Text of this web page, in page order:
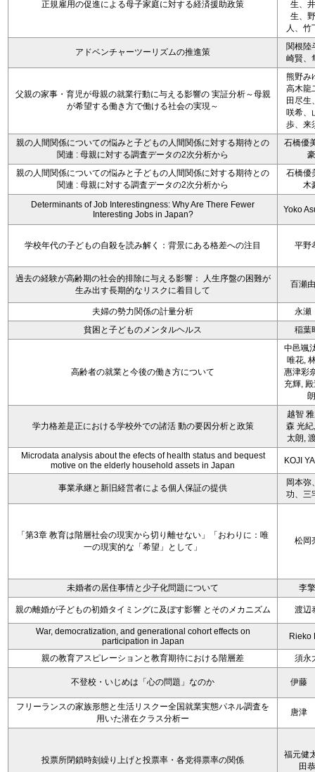
正規雇用の促進による母子家庭に対する経済援助政策
生、
生、
人、竹
アドベンチャーツーリズムの推進策
関根陸
崎賢、
父親の家事・育児が母親の就業行動に与える影響の 実証分析～母親
が希望する働き方で働ける社会の実現～
熊野み
高木龍
田尽生
咲希、
歩、来
親の人間関係についての悩みと子どもの人間関係に対する期待との
関連 : 母親に対する調査データの2次分析から
石橋優
豪
親の人間関係についての悩みと子どもの人間関係に対する期待との
関連 : 母親に対する調査データの2次分析から
石橋優
木
Determinants of Job Interestingness: Why Are There Fewer
Interesting Jobs in Japan?
Yoko
学校年代の子どもの自殺を読み解く：背景にある格差への注目 平野
過去の経験が高齢期の社会的排除に与える影響： 人生序盤の困難が
生み出す長期的なリスクに着目して
百瀬
夫婦の勢力関係の計量分析
永
貧困と子どものメンタルヘルス
稲葉
高齢者の就業と今後の働き方について
中邑颯
唯花,
惠津彩
充輝,
朗
学力格差是正における学校外での諸活 動の要因分析と政策
越智
森 光紀
太朗,
Microdata analysis about the efects of health status and bequest
motive on the elderly household assets in Japan
KOJI
事業承継と新旧経営者による個人保証の提供
岡本弥
功、三
「第3章 教育は階層社会の現実から切り離せない」「おわりに：唯
一の現実的な「希望」として」
松岡
未婚者の居住事情と少子化問題について 李
親の離婚が子どもの初婚タイミングに及ぼす影響 とそのメカニズム 渡辺
War, democratization, and generational cohort effects on
participation in Japan
Rieko
親の教育アスピレーションと教育期待における階層差 須永
不登校・いじめは「心の問題」なのか 伊藤
フリーランスの家族形態と生活リスクー全国就業実態パネル調査を
用いた潜在クラス分析ー
唐津
投票所閉鎖時刻繰り上げと投票率・各党得票率の関係
福元健
田